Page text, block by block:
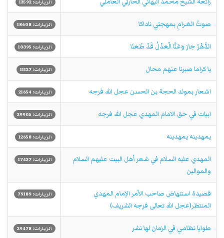
الزيارات: 13592
صوتُ الغـرامِ بمهجتي ناداكا الزيارات: 18608
الدَّهْرُ جَارَ وَعَنَّا الْعَدْلُ قَدْ ظَعَنَا الزيارات: 10395
يا كراما صبرنا عنهم محال الزيارات: 11127
اشعار بمولد الحجة بن الحسن عجل الله فرجه الزيارات: 21654
ابيات في حق الامام المهدي عجل الله فرجه الزيارات: 29905
يمهدينه يمهدينه الزيارات: 12658
المهدي عليه السلام في شعر أهل البيت عليهم السلام
والموالين
الزيارات: 17437
قصيدة استنهاض صاحب الأمر الإمام المهدي
المنتظر(عجل الله تعالى فرجه الشريف)
الزيارات: 79189
طوايا نظامي في الزمان لها نشر الزيارات: 29478